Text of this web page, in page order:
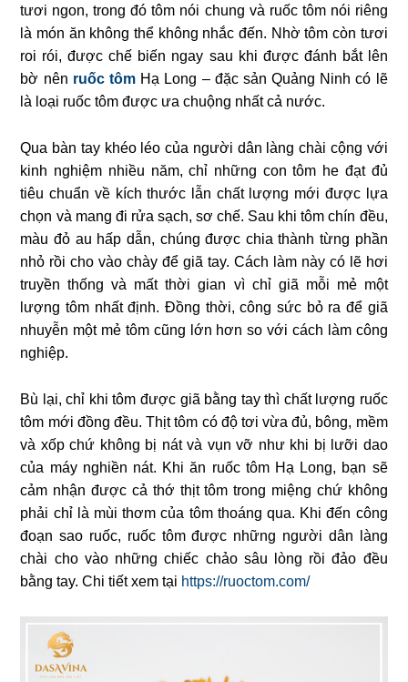
tươi ngon, trong đó tôm nói chung và ruốc tôm nói riêng
là món ăn không thể không nhắc đến. Nhờ tôm còn tươi
roi rói, được chế biến ngay sau khi được đánh bắt lên
bờ nên ruốc tômHạ Long – đặc sản Quảng Ninh có lẽ
là loại ruốc tôm được ưa chuộng nhất cả nước.
Qua bàn tay khéo léo của người dân làng chài cộng với
kinh nghiệm nhiều năm, chỉ những con tôm he đạt đủ
tiêu chuẩn về kích thước lẫn chất lượng mới được lựa
chọn và mang đi rửa sạch, sơ chế. Sau khi tôm chín đều,
màu đỏ au hấp dẫn, chúng được chia thành từng phần
nhỏ rồi cho vào chày để giã tay. Cách làm này có lẽ hơi
truyền thống và mất thời gian vì chỉ giã mỗi mẻ một
lượng tôm nhất định. Đồng thời, công sức bỏ ra để giã
nhuyễn một mẻ tôm cũng lớn hơn so với cách làm công
nghiệp.
Bù lại, chỉ khi tôm được giã bằng tay thì chất lượng ruốc
tôm mới đồng đều. Thịt tôm có độ tơi vừa đủ, bông, mềm
và xốp chứ không bị nát và vụn vỡ như khi bị lưỡi dao
của máy nghiền nát. Khi ăn ruốc tôm Hạ Long, bạn sẽ
cảm nhận được cả thớ thịt tôm trong miệng chứ không
phải chỉ là mùi thơm của tôm thoáng qua. Khi đến công
đoạn sao ruốc, ruốc tôm được những người dân làng
chài cho vào những chiếc chảo sâu lòng rồi đảo đều
bằng tay. Chi tiết xem tại https://ruoctom.com/